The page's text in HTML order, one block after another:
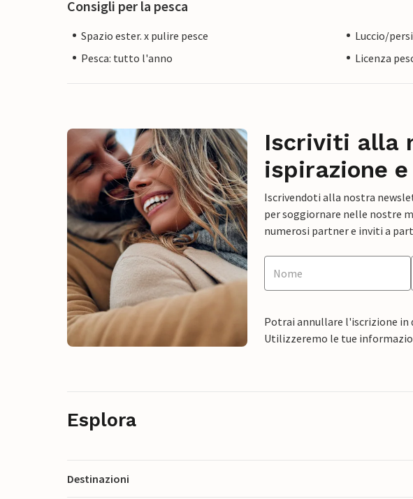
Consigli per la pesca
Spazio ester. x pulire pesce
Luccio/
Pesca: tutto l'anno
Licenza
Iscriviti alla
ispirazione
Iscrivendoti alla nostra
per soggiornare nelle nostre
numerosi partner e inviti a
Potrai annullare l'iscrizione in
Utilizzeremo le tue
Esplora
Destinazioni